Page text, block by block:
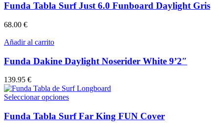
Funda Tabla Surf Just 6.0 Funboard Daylight Gris
68.00 €
Añadir al carrito
Funda Dakine Daylight Noserider White 9’2″
139.95 €
Seleccionar opcionesEste
tiene
múltiples
Funda Tabla Surf Far King FUN Cover